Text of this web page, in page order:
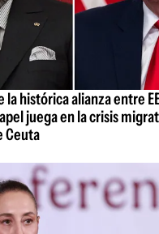
la histórica alianza entre
juega en la crisis
Ceuta